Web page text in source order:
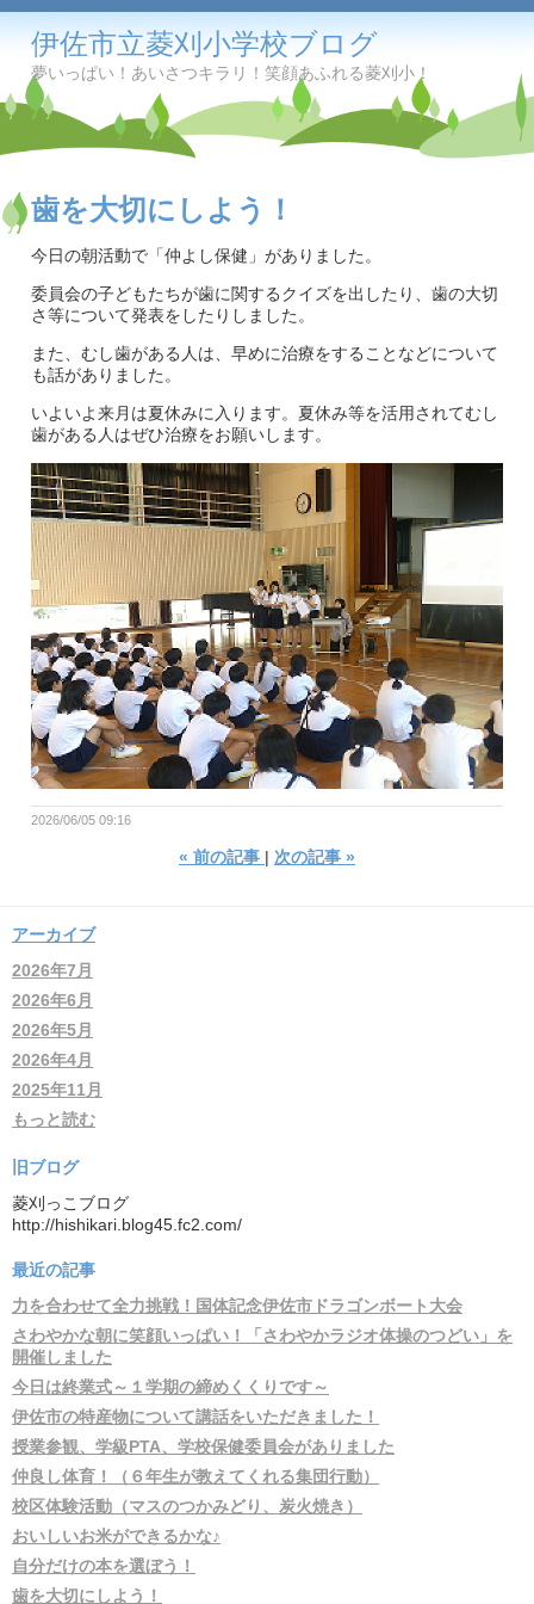
伊佐市立菱刈小学校ブログ
夢いっぱい！あいさつキラリ！笑顔あふれる菱刈小！
歯を大切にしよう！
今日の朝活動で「仲よし保健」がありました。
委員会の子どもたちが歯に関するクイズを出したり、歯の大切
さ等について発表をしたりしました。
また、むし歯がある人は、早めに治療をすることなどについて
も話がありました。
いよいよ来月は夏休みに入ります。夏休み等を活用されてむし
歯がある人はぜひ治療をお願いします。
2026/06/05 09:16
« 前の記事 次の記事 »
アーカイブ
2026年7月
2026年6月
2026年5月
2026年4月
2025年11月
もっと読む
旧ブログ
菱刈っこブログ
http://hishikari.blog45.fc2.com/
最近の記事
力を合わせて全力挑戦！国体記念伊佐市ドラゴンボート大会
さわやかな朝に笑顔いっぱい！「さわやかラジオ体操のつどい」を
開催しました
今日は終業式～１学期の締めくくりです～
伊佐市の特産物について講話をいただきました！
授業参観、学級PTA、学校保健委員会がありました
仲良し体育！（６年生が教えてくれる集団行動）
校区体験活動（マスのつかみどり、炭火焼き）
おいしいお米ができるかな♪
自分だけの本を選ぼう！
歯を大切にしよう！